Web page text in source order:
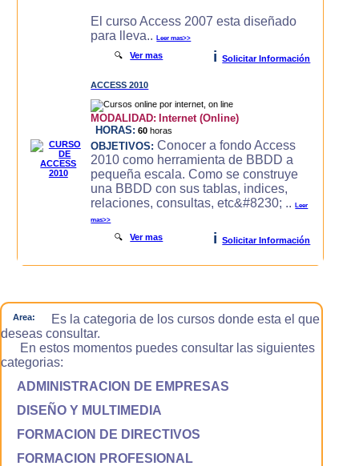
El curso Access 2007 esta diseñado
para lleva..Leer mas>>
🔍Ver mas i Solicitar Información
ACCESS 2010
MODALIDAD: Internet (Online)
HORAS: 60 horas
OBJETIVOS: Conocer a fondo Access
2010 como herramienta de BBDD a
pequeña escala. Como se construye
una BBDD con sus tablas, indices,
relaciones, consultas, etc&#8230; ..Leer
mas>>
🔍Ver mas i Solicitar Información
Area:
Es la categoria de los cursos donde esta el que
deseas consultar.
En estos momentos puedes consultar las siguientes
categorias:
ADMINISTRACION DE EMPRESAS
DISEÑO Y MULTIMEDIA
FORMACION DE DIRECTIVOS
FORMACION PROFESIONAL